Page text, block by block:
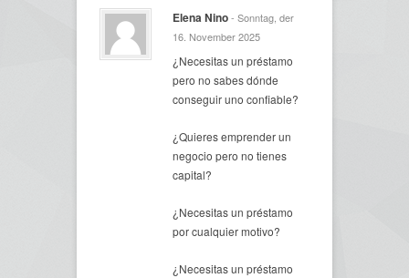
Elena Nino- Sonntag, der
16. November 2025
¿Necesitas un préstamo
pero no sabes dónde
conseguir uno confiable?
¿Quieres emprender un
negocio pero no tienes
capital?
¿Necesitas un préstamo
por cualquier motivo?
¿Necesitas un préstamo